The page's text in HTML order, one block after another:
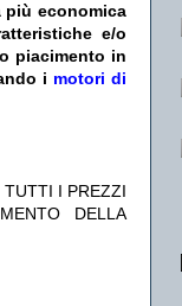
economica
e/o
piacimento in
i motori di
TUTTI I PREZZI
DELLA